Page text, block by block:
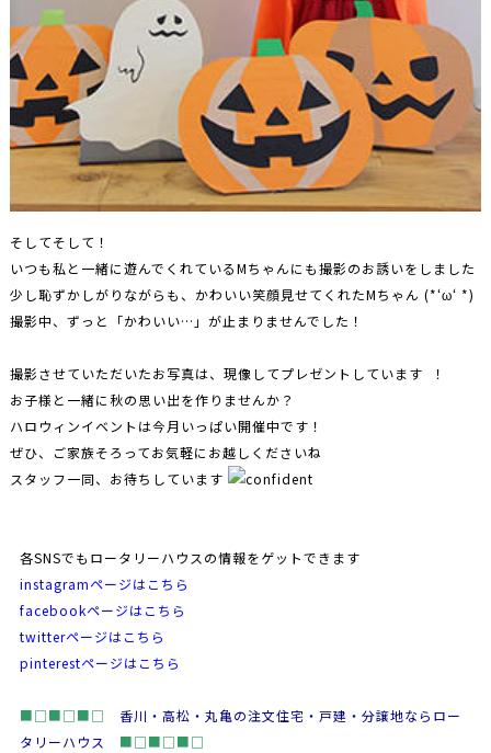
そしてそして！
いつも私と一緒に遊んでくれているMちゃんにも撮影のお誘いをしました
少し恥ずかしがりながらも、かわいい笑顔見せてくれたMちゃん (*‘ω‘ *)
撮影中、ずっと「かわいい…」が止まりませんでした！
撮影させていただいたお写真は、現像してプレゼントしています ！
お子様と一緒に秋の思い出を作りませんか？
ハロウィンイベントは今月いっぱい開催中です！
ぜひ、ご家族そろってお気軽にお越しくださいね
スタッフ一同、お待ちしています
各SNSでもロータリーハウスの情報をゲットできます
instagramページはこちら
facebookページはこちら
twitterページはこちら
pinterestページはこちら
■□■□■□ 香川・高松・丸亀の注文住宅・戸建・分譲地ならロー
タリーハウス
■□■□■□